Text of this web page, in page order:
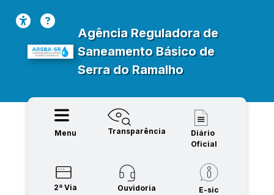
Agência Reguladora de
Saneamento Básico de
Serra do Ramalho
Menu Transparência
Diário
Oficial
2ª Via Ouvidoria E-sic